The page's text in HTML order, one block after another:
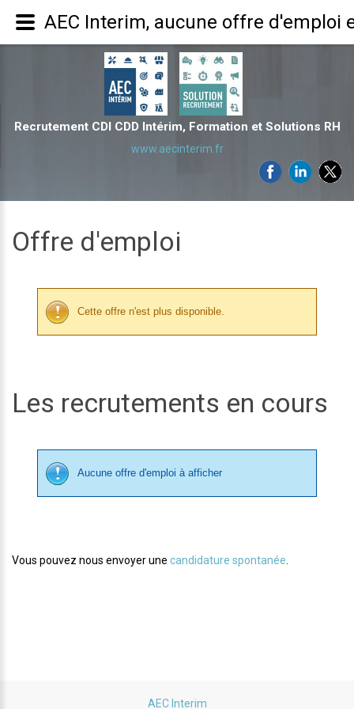
Recrutement CDI CDD Intérim, Formation et Solutions RH
www.aecinterim.fr
Offre d'emploi
Cette offre n'est plus disponible.
Les recrutements en cours
Aucune offre d'emploi à afficher
Vous pouvez nous envoyer une candidature spontanée
AEC Interim
AEC Interim, aucune offre d'emploi